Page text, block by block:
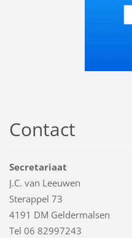
Contact
Secretariaat
J.C. van Leeuwen
Sterappel 73
4191 DM Geldermalsen
Tel 06 82997243